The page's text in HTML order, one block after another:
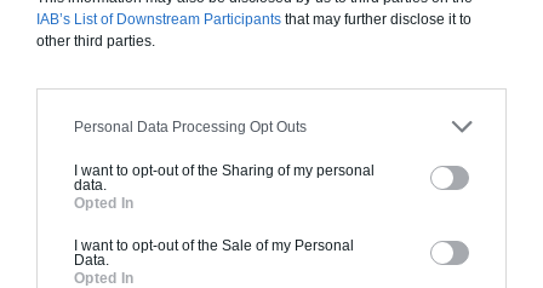
IAB’s List of Downstream Participants that may further disclose it to
other third parties.
Personal Data Processing Opt Outs
I want to opt-out of the Sharing of my personal
data.
Opted In
I want to opt-out of the Sale of my Personal
Data.
Opted In
standards. Construction en ossature bois isolé.
Finitions haut de gamme. Le prix "clé en main"
inclut le gros oeuvre et le second oeuvre (cuisine,
clôture.
À partir de
291 000€ TTC